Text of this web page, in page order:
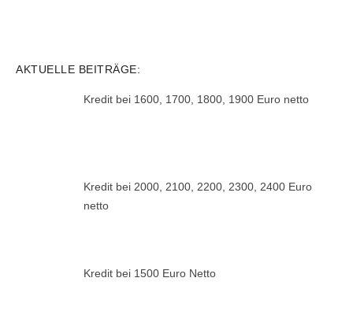
AKTUELLE BEITRÄGE:
Kredit bei 1600, 1700, 1800, 1900 Euro netto
Kredit bei 2000, 2100, 2200, 2300, 2400 Euro
netto
Kredit bei 1500 Euro Netto